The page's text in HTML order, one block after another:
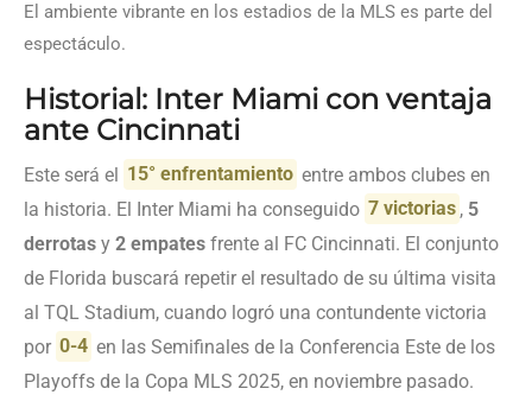
El ambiente vibrante en los estadios de la MLS es parte del
espectáculo.
Historial: Inter Miami con ventaja
ante Cincinnati
Este será el 15° enfrentamiento entre ambos clubes en
la historia. El Inter Miami ha conseguido 7 victorias , 5
derrotas y 2 empates frente al FC Cincinnati. El conjunto
de Florida buscará repetir el resultado de su última visita
al TQL Stadium, cuando logró una contundente victoria
por 0-4 en las Semifinales de la Conferencia Este de los
Playoffs de la Copa MLS 2025, en noviembre pasado.